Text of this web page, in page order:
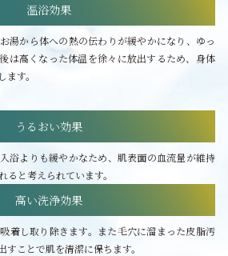
温浴効果
湯から体への熱の伝わりが緩やかになり、ゆっ
は高くなった体温を徐々に放出するため、身体
す。
うるおい効果
浴よりも緩やかなため、肌表面の血流量が維持
と考えられています。
高い洗浄効果
着し取り除きます。また毛穴に溜まった皮脂汚
ことで肌を清潔に保ちます。